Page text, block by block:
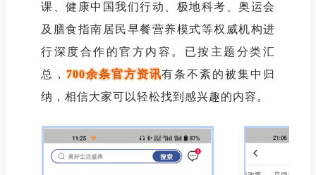
课、健康中国我们行动、极地科考、奥运会
及膳食指南居民早餐营养模式等权威机构进
行深度合作的官方内容。已按主题分类汇
总，700余条官方资讯有条不紊的被集中归
纳，相信大家可以轻松找到感兴趣的内容。